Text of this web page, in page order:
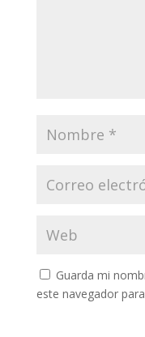
Guarda mi
este navegador